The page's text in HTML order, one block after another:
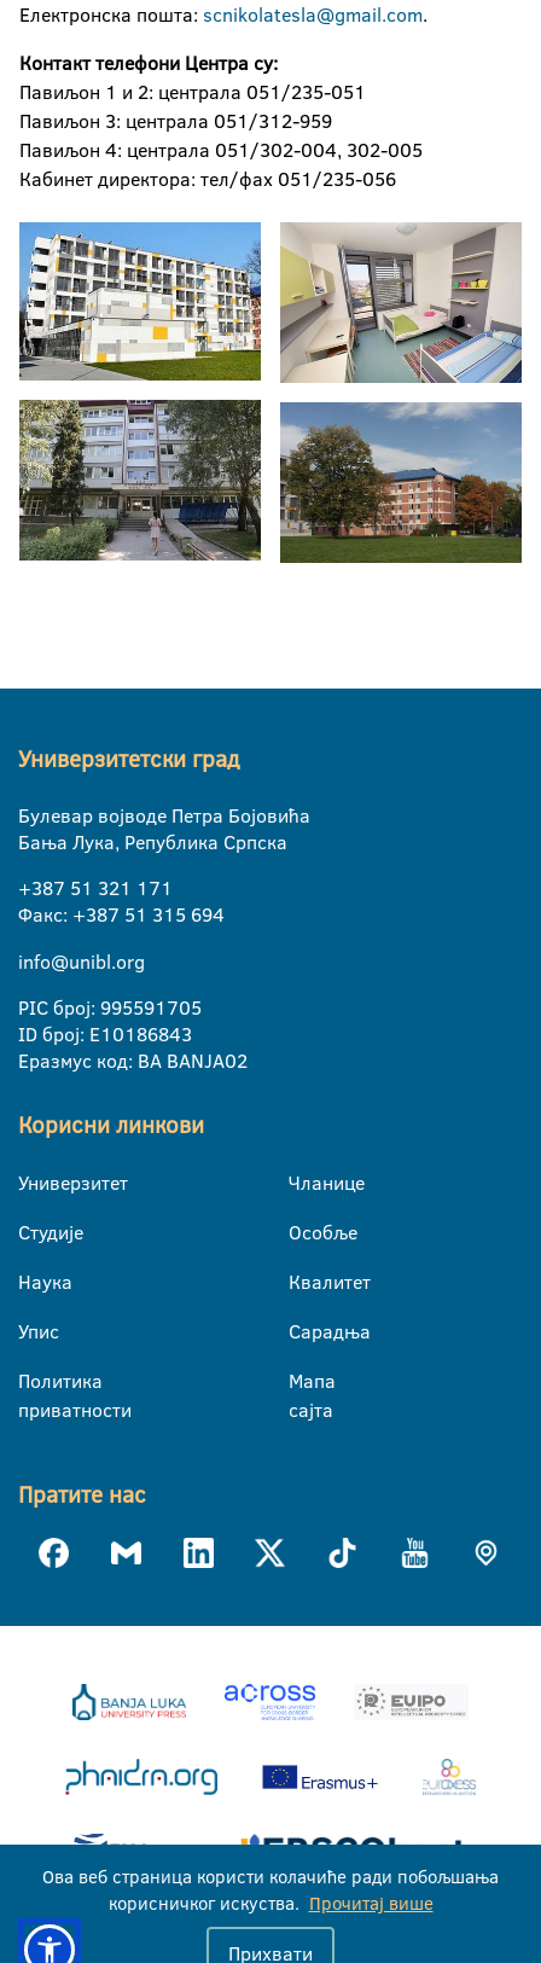
Електронска пошта: scnikolatesla@gmail.com.
Контакт телефони Центра су:
Павиљон 1 и 2: централа 051/235-051
Павиљон 3: централа 051/312-959
Павиљон 4: централа 051/302-004, 302-005
Кабинет директора: тел/фаx 051/235-056
Универзитетски град
Булевар војводе Петра Бојовића
Бања Лука, Република Српска
+387 51 321 171
Факс: +387 51 315 694
info@unibl.org
PIC број: 995591705
ID број: E10186843
Еразмус код: BA BANJA02
Корисни линкови
Универзитет
Студије
Наука
Упис
Политика
приватности
Чланице
Особље
Квалитет
Сарадња
Мапа
сајта
Пратите нас
Универзитет у Бањој Луци © 2026
Ова веб страница користи колачиће ради побољшања
корисничког искуства. Прочитај више
Прихвати